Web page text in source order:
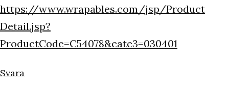
https://www.wrapables.com/jsp/Product
Detail.jsp?
ProductCode=C54078&cate3=030401
Svara